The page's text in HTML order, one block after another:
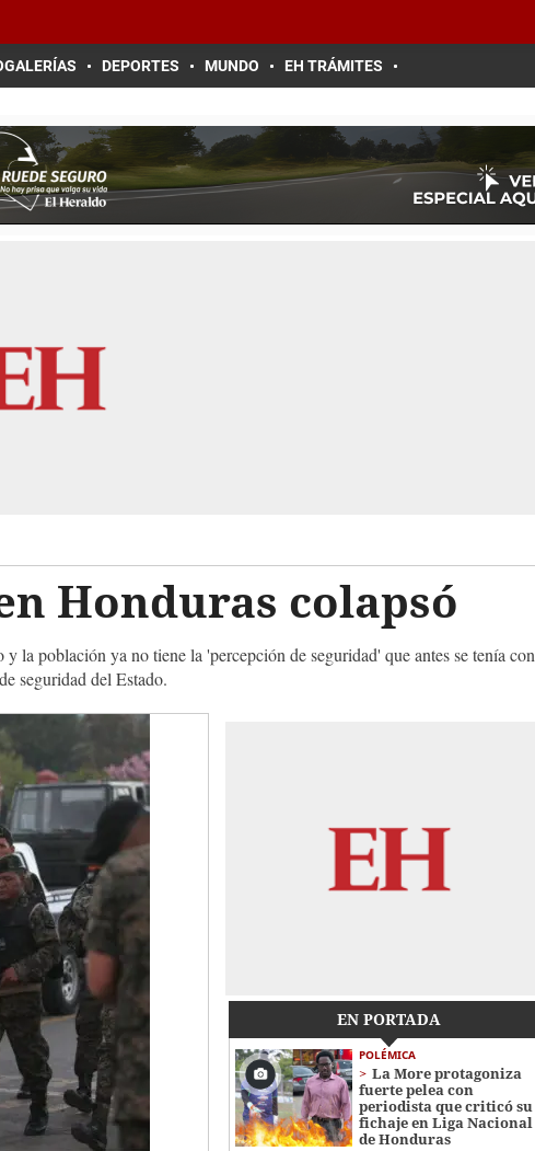
DEPORTES MUNDO EH TRÁMITES
Honduras colapsó
la población ya no tiene la 'percepción de seguridad' que antes se tenía con
seguridad del Estado.
EN PORTADA
POLÉMICA
La More protagoniza
fuerte pelea con
periodista que criticó su
fichaje en Liga Nacional
de Honduras